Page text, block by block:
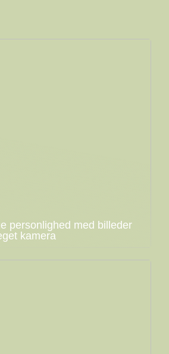
personlighed med billeder
kamera